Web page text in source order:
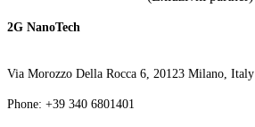
2G NanoTech
Via Morozzo Della Rocca 6, 20123 Milano, Italy
Phone: +39 340 6801401